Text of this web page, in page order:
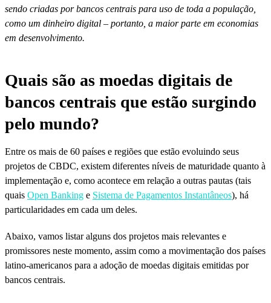
sendo criadas por bancos centrais para uso de toda a população,
como um dinheiro digital – portanto, a maior parte em economias
em desenvolvimento.
Quais são as moedas digitais de
bancos centrais que estão surgindo
pelo mundo?
Entre os mais de 60 países e regiões que estão evoluindo seus
projetos de CBDC, existem diferentes níveis de maturidade quanto à
implementação e, como acontece em relação a outras pautas (tais
quais Open Banking e Sistema de Pagamentos Instantâneos), há
particularidades em cada um deles.
Abaixo, vamos listar alguns dos projetos mais relevantes e
promissores neste momento, assim como a movimentação dos países
latino-americanos para a adoção de moedas digitais emitidas por
bancos centrais.